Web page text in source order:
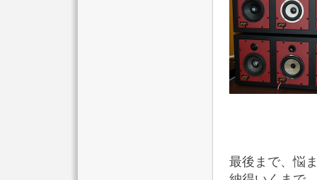
最後まで、悩